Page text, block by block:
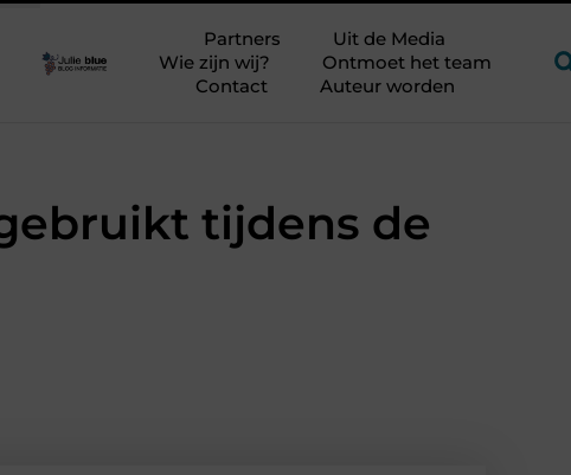
belangrijker?
Partners
Uit de Media
Wie zijn wij?
Ontmoet het team
Contact
Auteur worden
tijdens de